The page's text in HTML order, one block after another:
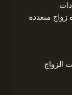
زواج متعددة